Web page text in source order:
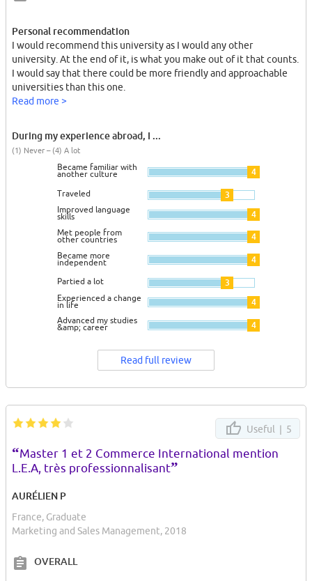
Personal recommendation
I would recommend this university as I would any other
university. At the end of it, is what you make out of it that counts.
I would say that there could be more friendly and approachable
universities than this one.
Read more >
During my experience abroad, I ...
(1) Never – (4) A lot
Became familiar with
another culture 4
Traveled 3
Improved language
skills 4
Met people from
other countries 4
Became more
independent 4
Partied a lot 3
Experienced a change
in life 4
Advanced my studies
&amp; career 4
Read full review
Useful | 5
“Master 1 et 2 Commerce International mention
L.E.A, très professionnalisant”
AURÉLIEN P
France, Graduate
Marketing and Sales Management, 2018
OVERALL